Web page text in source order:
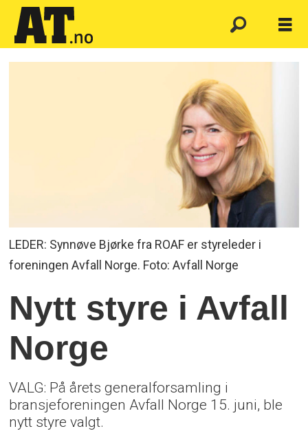
LEDER: Synnøve Bjørke fra ROAF er styreleder i
foreningen Avfall Norge. Foto: Avfall Norge
Nytt styre i Avfall
Norge
VALG: På årets generalforsamling i
bransjeforeningen Avfall Norge 15. juni, ble
nytt styre valgt.